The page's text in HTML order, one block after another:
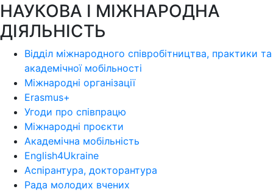
НАУКОВА І МІЖНАРОДНА
ДІЯЛЬНІСТЬ
Відділ міжнародного співробітництва, практики та
академічної мобільності
Міжнародні організації
Erasmus+
Угоди про співпрацю
Міжнародні проєкти
Академічна мобільність
English4Ukraine
Аспірантура, докторантура
Рада молодих вчених